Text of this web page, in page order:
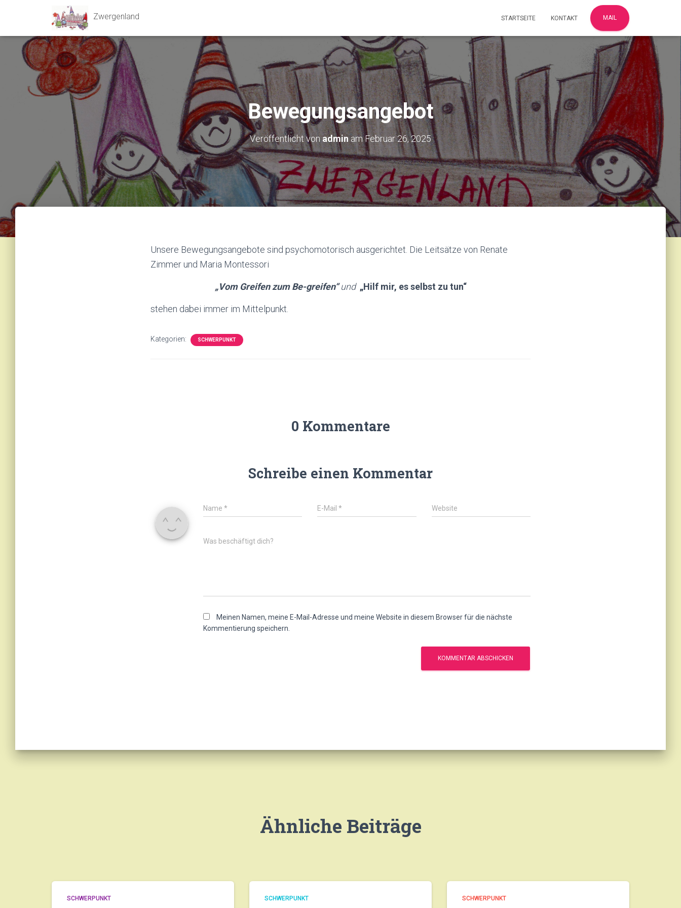
Zwergenland STARTSEITE KONTAKT MAIL
Bewegungsangebot
Veröffentlicht vonadminamFebruar 26, 2025
Unsere Bewegungsangebote sind psychomotorisch ausgerichtet. Die Leitsätze von Renate
Zimmer und Maria Montessori
„Vom Greifen zum Be-greifen“und „Hilf mir, es selbst zu tun“
stehen dabei immer im Mittelpunkt.
Kategorien: SCHWERPUNKT
0 Kommentare
Schreibe einen Kommentar
Name * E-Mail* Website
Was beschäftigt dich?
Meinen Namen, meine E-Mail-Adresse und meine Website in diesem Browser für die nächste
Kommentierung speichern.
Ähnliche Beiträge
SCHWERPUNKT SCHWERPUNKT SCHWERPUNKT